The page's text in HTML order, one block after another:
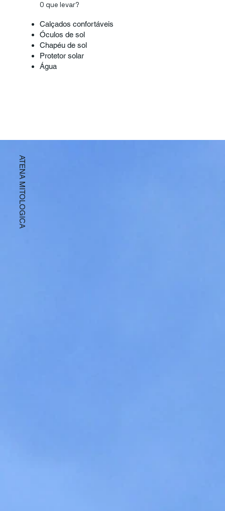
O que levar?
Calçados confortáveis
Óculos de sol
Chapéu de sol
Protetor solar
Água
ATENA MITOLOGICA